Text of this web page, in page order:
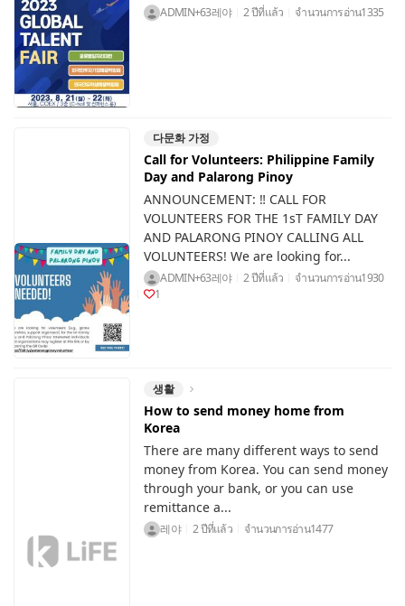
ADMIN+63레야 2 ปีที่แล้ว จำนวนการอ่าน1335
다문화 가정
Call for Volunteers: Philippine Family
Day and Palarong Pinoy
ANNOUNCEMENT: ‼️ CALL FOR
VOLUNTEERS FOR THE 1sT FAMILY DAY
AND PALARONG PINOY CALLING ALL
VOLUNTEERS! We are looking for...
ADMIN+63레야 2 ปีที่แล้ว จำนวนการอ่าน1930
1
생활
How to send money home from
Korea
There are many different ways to send
money from Korea. You can send money
through your bank, or you can use
remittance a...
레야 2 ปีที่แล้ว จำนวนการอ่าน1477